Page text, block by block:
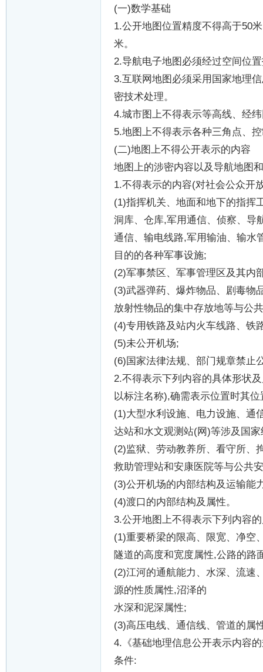
(一)数学基础
1.公开地图位置精度不得高于50米
米。
2.导航电子地图必须经过空间位
3.互联网地图必须采用国家地理
密技术处理。
4.城市图上不得表示等高线、经
5.地图上不得表示各种三角点、
(二)地图上不得公开表示的内容
地图上的涉密内容以及导航地图
1.不得表示的内容(对社会公众开
(1)指挥机关、地面和地下的指挥
洞库、仓库,军用通信、侦察、导
通信、输电线路,军用输油、输水
目的的各种军事设施;
(2)军事禁区、军事管理区及其内
(3)武器弹药、爆炸物品、剧毒物
放射性物品的集中存放地等与公
(4)专用铁路及站内火车线路、铁
(5)未公开机场;
(6)国家法律法规、部门规章禁止
2.不得表示下列内容的具体形状
以标注名称),确需表示位置时其
(1)大型水利设施、电力设施、通
达站和水文观测站(网)等涉及国
(2)监狱、劳动教养所、看守所、
救助管理站和安康医院等与公共
(3)公开机场的内部结构及运输能
(4)渡口的内部结构及属性。
3.公开地图上不得表示下列内容
(1)重要桥梁的限高、限宽、净空
隧道的高度和宽度属性,公路的路
(2)江河的通航能力、水深、流速
源的性质属性,沼泽的
水深和泥深属性;
(3)高压电线、通信线、管道的属
4. 《基础地理信息公开表示内容
条件: